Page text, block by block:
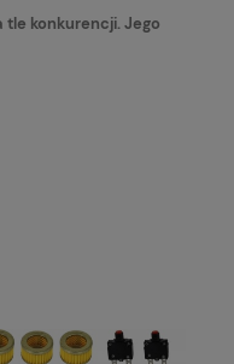
tle konkurencji. Jego